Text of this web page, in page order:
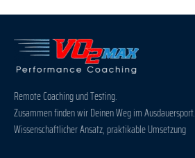
Remote Coaching und Testing.
Zusammen finden wir Deinen Weg im Ausdauersport.
Wissenschaftlicher Ansatz, praktikable Umsetzung